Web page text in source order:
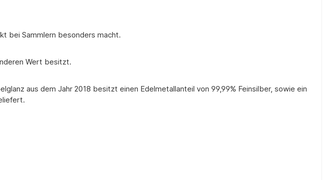
bei Sammlern besonders macht.
Wert besitzt.
aus dem Jahr 2018 besitzt einen Edelmetallanteil von 99,99% Feinsilber, sowie ein